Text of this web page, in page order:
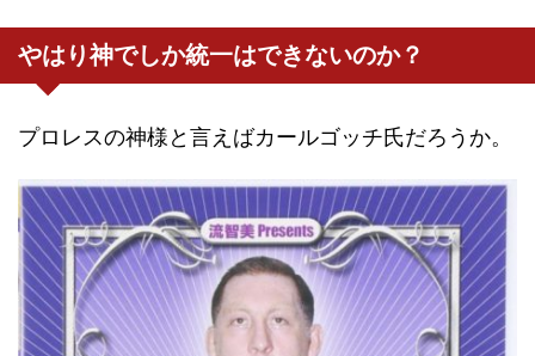
やはり神でしか統一はできないのか？
プロレスの神様と言えばカールゴッチ氏だろうか。